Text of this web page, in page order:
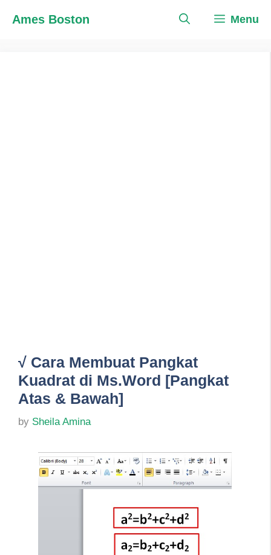
Ames Boston Menu
√ Cara Membuat Pangkat
Kuadrat di Ms.Word [Pangkat
Atas & Bawah]
by Sheila Amina